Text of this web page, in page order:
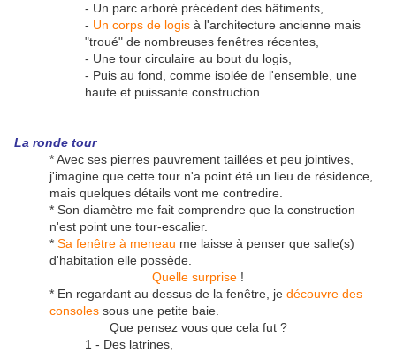
- Un parc arboré précédent des bâtiments,
- Un corps de logis à l'architecture ancienne mais
"troué" de nombreuses fenêtres récentes,
- Une tour circulaire au bout du logis,
- Puis au fond, comme isolée de l'ensemble, une
haute et puissante construction.
La ronde tour
* Avec ses pierres pauvrement taillées et peu jointives,
j'imagine que cette tour n'a point été un lieu de résidence,
mais quelques détails vont me contredire.
* Son diamètre me fait comprendre que la construction
n'est point une tour-escalier.
* Sa fenêtre à meneau me laisse à penser que salle(s)
d'habitation elle possède.
Quelle surprise !
* En regardant au dessus de la fenêtre, je découvre des
consoles sous une petite baie.
Que pensez vous que cela fut ?
1 - Des latrines,